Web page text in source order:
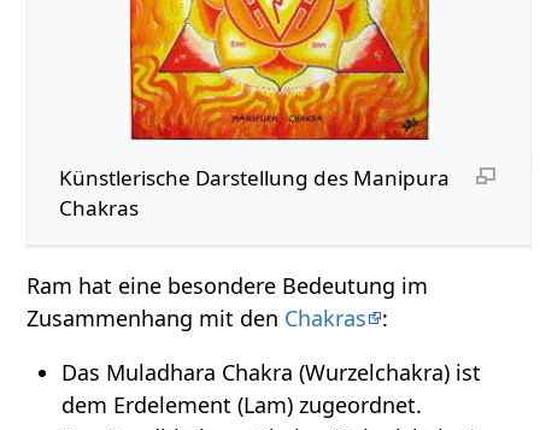
Künstlerische Darstellung des Manipura
Chakras
Ram hat eine besondere Bedeutung im
Zusammenhang mit den Chakras
:
Das Muladhara Chakra (Wurzelchakra) ist
dem Erdelement (Lam) zugeordnet.